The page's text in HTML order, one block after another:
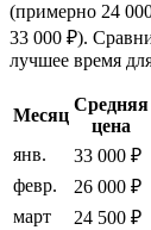
(примерно 24
33 000 ₽).
лучшее время
Месяц
Средняя
цена
янв.
33 000 ₽
февр.
26 000 ₽
март
24 500 ₽